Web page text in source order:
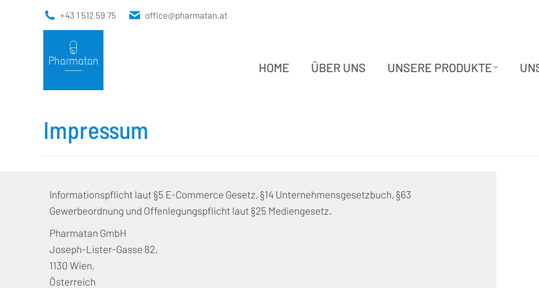
+43 1 512 59 75 office@pharmatan.at
HOME ÜBER UNS UNSERE PRODUKTE
Impressum
Informationspflicht laut §5 E-Commerce Gesetz, §14 Unternehmensgesetzbuch, §63
Gewerbeordnung und Offenlegungspflicht laut §25 Mediengesetz.
Pharmatan GmbH
Joseph-Lister-Gasse 82,
1130 Wien,
Österreich